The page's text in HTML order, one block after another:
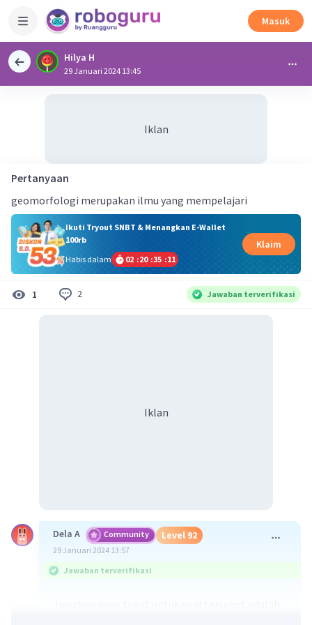
Masuk
Hilya H
29 Januari 2024 13:45
Iklan
Pertanyaan
geomorfologi merupakan ilmu yang mempelajari
Ikuti Tryout SNBT & Menangkan E-Wallet
100rb
Habis dalam
02 :20 :35 :10
Klaim
1 2 Jawaban terverifikasi
Iklan
Dela A Community Level 92
29 Januari 2024 13:57
Jawaban terverifikasi